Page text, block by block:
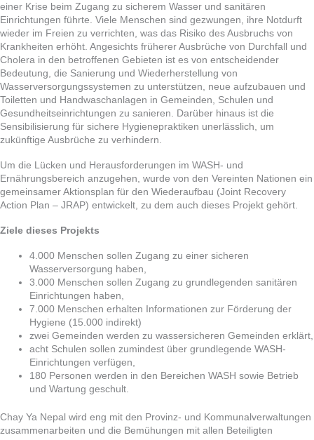
einer Krise beim Zugang zu sicherem Wasser und sanitären
Einrichtungen führte. Viele Menschen sind gezwungen, ihre Notdurft
wieder im Freien zu verrichten, was das Risiko des Ausbruchs von
Krankheiten erhöht. Angesichts früherer Ausbrüche von Durchfall und
Cholera in den betroffenen Gebieten ist es von entscheidender
Bedeutung, die Sanierung und Wiederherstellung von
Wasserversorgungssystemen zu unterstützen, neue aufzubauen und
Toiletten und Handwaschanlagen in Gemeinden, Schulen und
Gesundheitseinrichtungen zu sanieren. Darüber hinaus ist die
Sensibilisierung für sichere Hygienepraktiken unerlässlich, um
zukünftige Ausbrüche zu verhindern.
Um die Lücken und Herausforderungen im WASH- und
Ernährungsbereich anzugehen, wurde von den Vereinten Nationen ein
gemeinsamer Aktionsplan für den Wiederaufbau (Joint Recovery
Action Plan – JRAP) entwickelt, zu dem auch dieses Projekt gehört.
Ziele dieses Projekts
4.000 Menschen sollen Zugang zu einer sicheren
Wasserversorgung haben,
3.000 Menschen sollen Zugang zu grundlegenden sanitären
Einrichtungen haben,
7.000 Menschen erhalten Informationen zur Förderung der
Hygiene (15.000 indirekt)
zwei Gemeinden werden zu wassersicheren Gemeinden erklärt,
acht Schulen sollen zumindest über grundlegende WASH-
Einrichtungen verfügen,
180 Personen werden in den Bereichen WASH sowie Betrieb
und Wartung geschult.
Chay Ya Nepal wird eng mit den Provinz- und Kommunalverwaltungen
zusammenarbeiten und die Bemühungen mit allen Beteiligten